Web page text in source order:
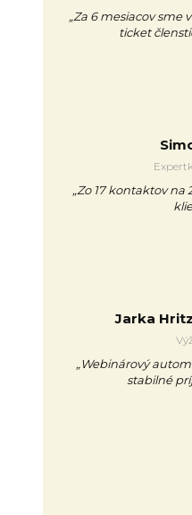
„Za 6 mesiacov sme
ticket
„Zo 17 kontaktov na
Jarka
„Webinárový
stabilné